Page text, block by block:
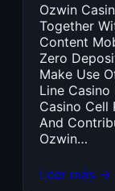
Ozwin
Together
Content
Zero
Make Use
Line
Casino Cell
And
Ozwin…
Leer más →